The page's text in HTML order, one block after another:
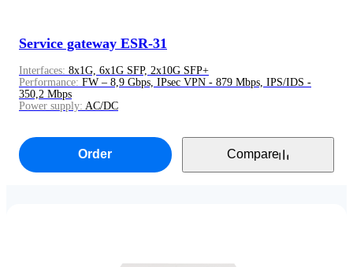
Service gateway ESR-31
Interfaces: 8x1G, 6x1G SFP, 2x10G SFP+
Performance: FW – 8,9 Gbps, IPsec VPN - 879 Mbps, IPS/IDS -
350,2 Mbps
Power supply: AC/DC
Order Compare